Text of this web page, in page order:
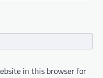
in this browser for